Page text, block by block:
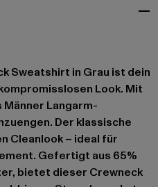
Sweatshirt in Grau ist dein
Look. Mit
Langarm-
Der klassische
Cleanlook – ideal für
Gefertigt aus 65%
bietet dieser Crewneck